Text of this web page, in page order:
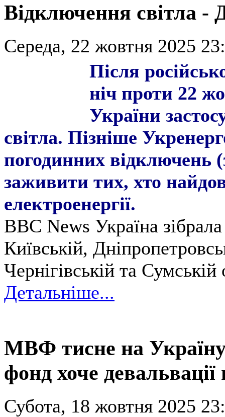
Відключення світла -
Середа, 22 жовтня 2025
Після
ніч проти 22
України
світла. Пізніше
погодинних відключень
заживити тих, хто
електроенергії.
BBC News Україна
Київській,
Чернігівській та Сумській
Детальніше...
МВФ тисне на
фонд хоче девальвації
Субота, 18 жовтня 2025